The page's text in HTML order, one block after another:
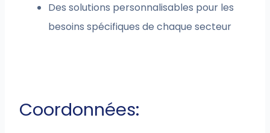
Des solutions personnalisables pour les
besoins spécifiques de chaque secteur
Coordonnées: